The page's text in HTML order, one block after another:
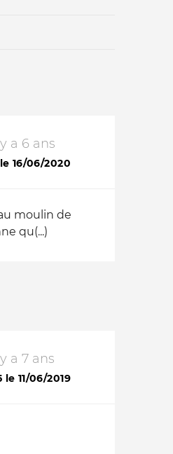
nous ?
a 6 ans
le 16/06/2020
moulin de
qu(...)
a 7 ans
le 11/06/2019